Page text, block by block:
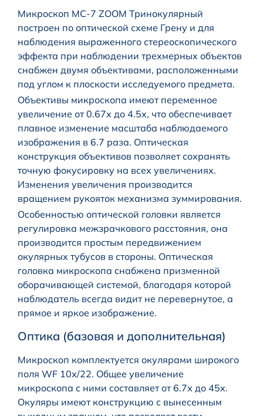
Микроскоп МС-7 ZOOM Тринокулярный
построен по оптической схеме Грену и для
наблюдения выраженного стереоскопического
эффекта при наблюдении трехмерных объектов
снабжен двумя объективами, расположенными
под углом к плоскости исследуемого предмета.
Объективы микроскопа имеют переменное
увеличение от 0.67х до 4.5х, что обеспечивает
плавное изменение масштаба наблюдаемого
изображения в 6.7 раза. Оптическая
конструкция объективов позволяет сохранять
точную фокусировку на всех увеличениях.
Изменения увеличения производится
вращением рукояток механизма зуммирования.
Особенностью оптической головки является
регулировка межзрачкового расстояния, она
производится простым передвижением
окулярных тубусов в стороны. Оптическая
головка микроскопа снабжена призменной
оборачивающей системой, благодаря которой
наблюдатель всегда видит не перевернутое, а
прямое и яркое изображение.
Оптика (базовая и дополнительная)
Микроскоп комплектуется окулярами широкого
поля WF 10х/22. Общее увеличение
микроскопа с ними составляет от 6.7х до 45х.
Окуляры имеют конструкцию с вынесенным